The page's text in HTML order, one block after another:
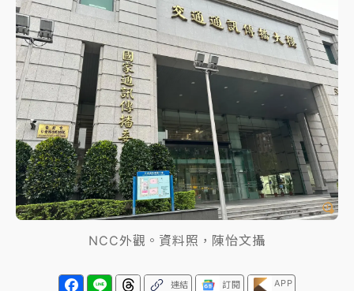
連根拔起
中颱白海豚風雨來了！中部以北防豪雨 今晚、明天影
響最劇烈
白海豚逼近！北市水門只出不進 未移置車輛最高罰
4800＋拖吊費
NCC外觀。資料照，陳怡文攝
連結 訂閱 APP